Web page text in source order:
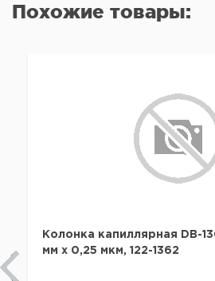
Похожие товары:
Колонка капиллярная DB-
мм х 0,25 мкм, 122-1362